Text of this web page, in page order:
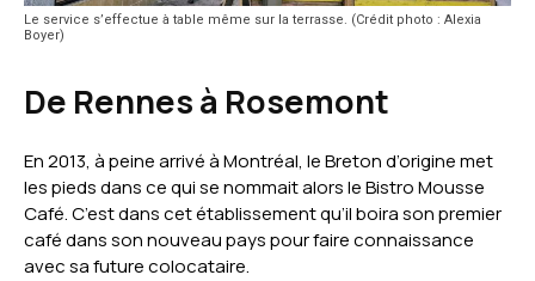
Le service s’effectue à table même sur la terrasse. (Crédit photo : Alexia
Boyer)
De Rennes à Rosemont
En 2013, à peine arrivé à Montréal, le Breton d’origine met
les pieds dans ce qui se nommait alors le Bistro Mousse
Café. C’est dans cet établissement qu’il boira son premier
café dans son nouveau pays pour faire connaissance
avec sa future colocataire.